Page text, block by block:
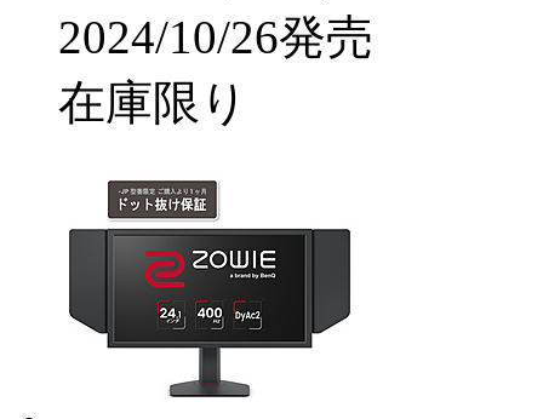
2024/10/26発売
在庫限り